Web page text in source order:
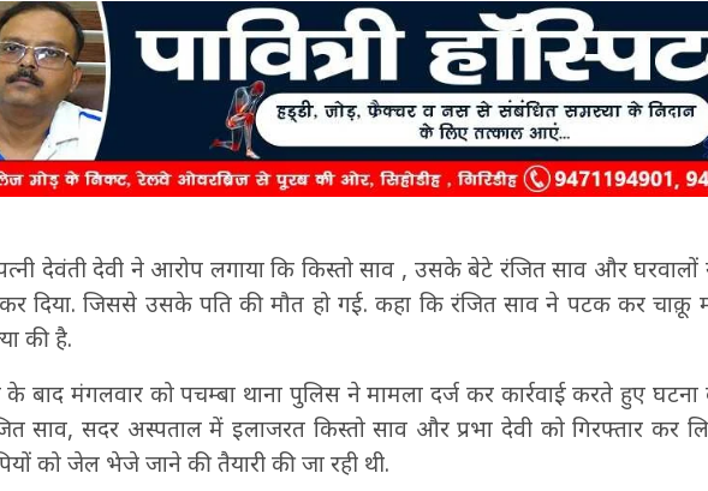
देवंती देवी ने आरोप लगाया कि किस्तो साव , उसके बेटे रंजित साव और
दिया. जिससे उसके पति की मौत हो गई. कहा कि रंजित साव ने पटक कर चाक़ू
की है.
बाद मंगलवार को पचम्बा थाना पुलिस ने मामला दर्ज कर कार्रवाई करते हुए घटना
साव, सदर अस्पताल में इलाजरत किस्तो साव और प्रभा देवी को गिरफ्तार कर
को जेल भेजे जाने की तैयारी की जा रही थी.